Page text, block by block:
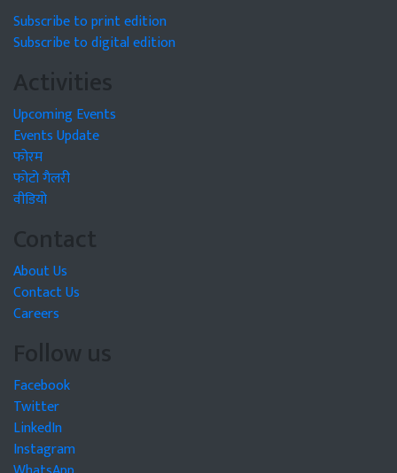
Subscribe to print edition
Subscribe to digital edition
Activities
Upcoming Events
Events Update
फोरम
फोटो गैलरी
वीडियो
Contact
About Us
Contact Us
Careers
Follow us
Facebook
Twitter
LinkedIn
Instagram